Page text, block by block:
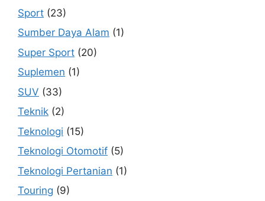
Sport (23)
Sumber Daya Alam (1)
Super Sport (20)
Suplemen (1)
SUV (33)
Teknik (2)
Teknologi (15)
Teknologi Otomotif (5)
Teknologi Pertanian (1)
Touring (9)